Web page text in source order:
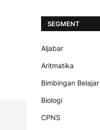
SEGMENT
Aljabar
Aritmatika
Bimbingan Belajar
Biologi
CPNS